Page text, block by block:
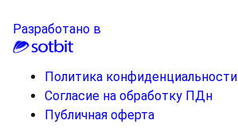
Разработано в
Политика конфиденциальности
Согласие на обработку ПДн
Публичная оферта